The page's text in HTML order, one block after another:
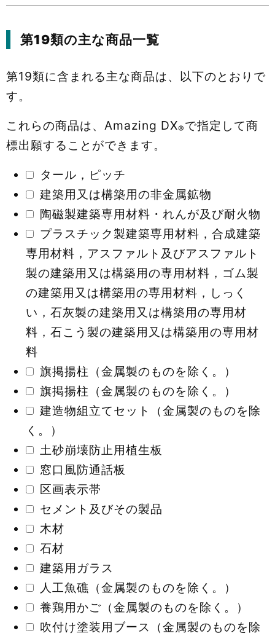
第19類の主な商品一覧
第19類に含まれる主な商品は、以下のとおりで
す。
これらの商品は、Amazing DX®で指定して商
標出願することができます。
タール，ピッチ
建築用又は構築用の非金属鉱物
陶磁製建築専用材料・れんが及び耐火物
プラスチック製建築専用材料，合成建築
専用材料，アスファルト及びアスファルト
製の建築用又は構築用の専用材料，ゴム製
の建築用又は構築用の専用材料，しっく
い，石灰製の建築用又は構築用の専用材
料，石こう製の建築用又は構築用の専用材
料
旗掲揚柱（金属製のものを除く。）
旗掲揚柱（金属製のものを除く。）
建造物組立てセット（金属製のものを除
く。）
土砂崩壊防止用植生板
窓口風防通話板
区画表示帯
セメント及びその製品
木材
石材
建築用ガラス
人工魚礁（金属製のものを除く。）
養鶏用かご（金属製のものを除く。）
吹付け塗装用ブース（金属製のものを除